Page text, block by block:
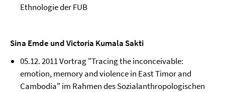
Ethnologie der FUB
Sina Emde und Victoria Kumala Sakti
05.12. 2011 Vortrag "Tracing the inconceivable:
emotion, memory and violence in East Timor and
Cambodia" im Rahmen des Sozialanthropologischen